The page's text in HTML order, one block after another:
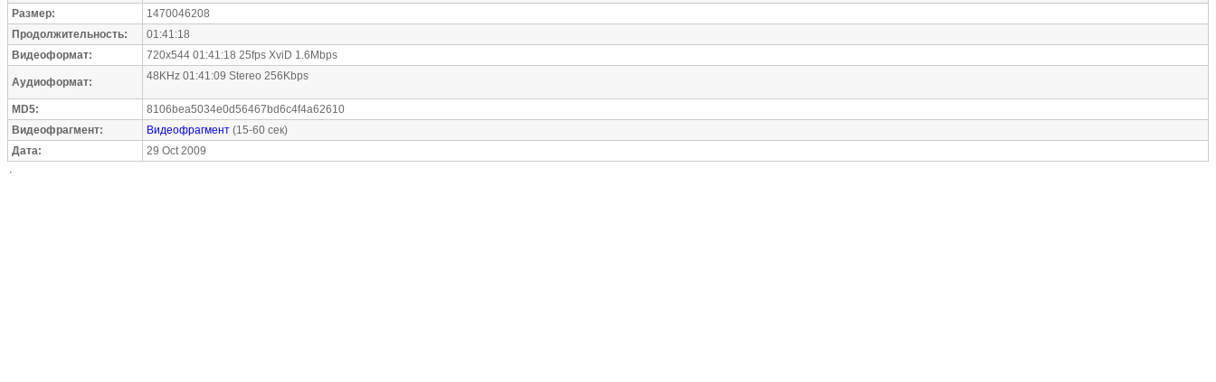
Размер:
1470046208
Продолжительность:
01:41:18
Видеоформат:
720x544 01:41:18 25fps XviD 1.6Mbps
Аудиоформат: 48KHz 01:41:09 Stereo 256Kbps
MD5:
8106bea5034e0d56467bd6c4f4a62610
Видеофрагмент:
Видеофрагмент (15-60 сек)
Дата:
29 Oct 2009